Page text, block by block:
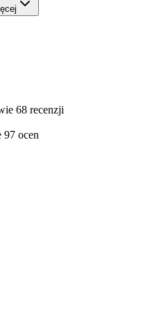
68 recenzji
97 ocen